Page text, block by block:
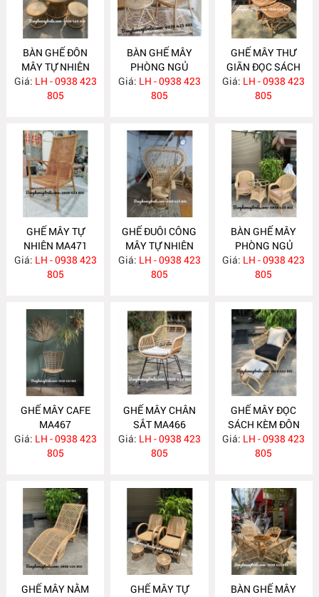
BÀN GHẾ ĐÔN
MÂY TỰ NHIÊN
MA482
Giá: LH - 0938 423
805
BÀN GHẾ MÂY
PHÒNG NGỦ
MA479
Giá: LH - 0938 423
805
GHẾ MÂY THƯ
GIÃN ĐỌC SÁCH
KÈM ĐÔN GÁC
CHÂN MA475
Giá: LH - 0938 423
805
GHẾ MÂY TỰ
NHIÊN MA471
Giá: LH - 0938 423
805
GHẾ ĐUÔI CÔNG
MÂY TỰ NHIÊN
MA470
Giá: LH - 0938 423
805
BÀN GHẾ MÂY
PHÒNG NGỦ
MA469
Giá: LH - 0938 423
805
GHẾ MÂY CAFE
MA467
Giá: LH - 0938 423
805
GHẾ MÂY CHÂN
SẮT MA466
Giá: LH - 0938 423
805
GHẾ MÂY ĐỌC
SÁCH KÈM ĐÔN
GÁC CHÂN MA461
Giá: LH - 0938 423
805
GHẾ MÂY NẰM
GHẾ MÂY TỰ
BÀN GHẾ MÂY